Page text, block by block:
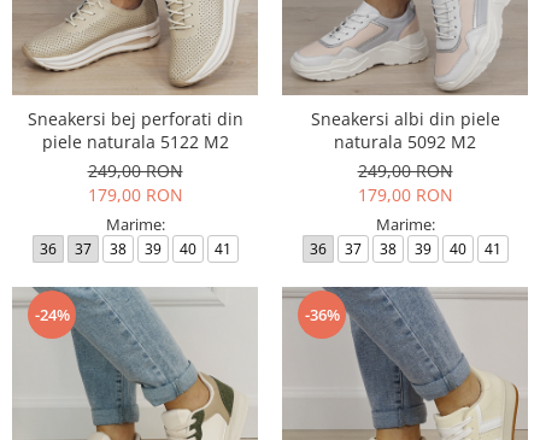
Sneakersi bej perforati din
piele naturala 5122 M2
249,00 RON
179,00 RON
Marime:
36 37 38 39 40 41
Sneakersi albi din piele
naturala 5092 M2
249,00 RON
179,00 RON
Marime:
36 37 38 39 40 41
-24% -36%